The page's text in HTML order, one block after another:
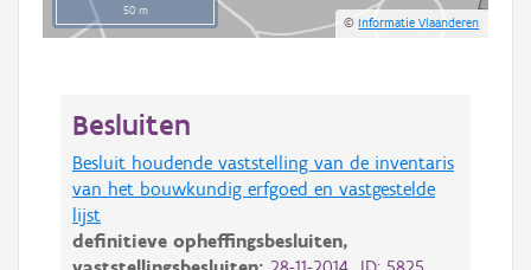
50 m
©Informatie Vlaanderen
Besluiten
Besluit houdende vaststelling van de inventaris
van het bouwkundig erfgoed en vastgestelde
lijst
definitieve opheffingsbesluiten,